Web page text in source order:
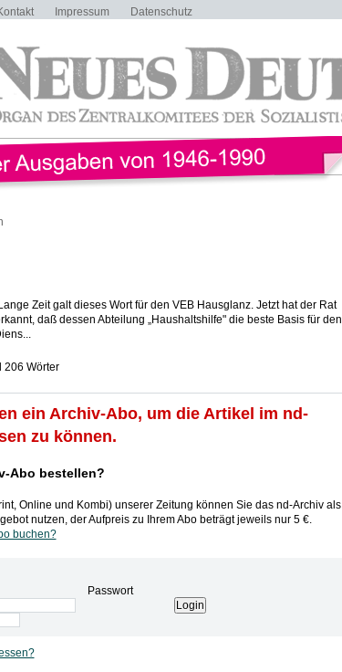
Impressum Datenschutz
Zeit galt dieses Wort für den VEB Hausglanz. Jetzt hat der Rat
daß dessen Abteilung „Haushaltshilfe" die beste Basis für den
206 Wörter
ein Archiv-Abo, um die Artikel im nd-
zu können.
Abo bestellen?
Online und Kombi) unserer Zeitung können Sie das nd-Archiv als
nutzen, der Aufpreis zu Ihrem Abo beträgt jeweils nur 5 €.
buchen?
Passwort